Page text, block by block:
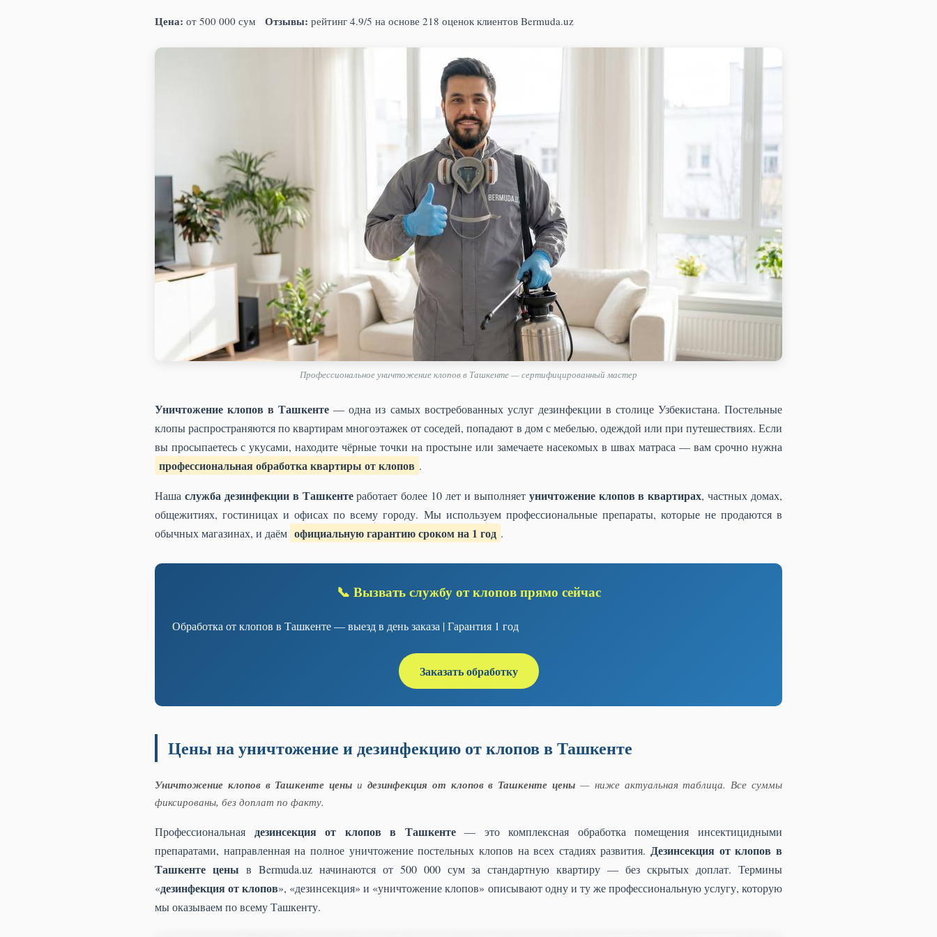
Цена: от 500 000 сум Отзывы: рейтинг 4.9/5 на основе 218 оценок клиентов Bermuda.uz
Профессиональное уничтожение клопов в Ташкенте — сертифицированный мастер
Уничтожение клопов в Ташкенте — одна из самых востребованных услуг дезинфекции в столице Узбекистана. Постельные
клопы распространяются по квартирам многоэтажек от соседей, попадают в дом с мебелью, одеждой или при путешествиях. Если
вы просыпаетесь с укусами, находите чёрные точки на простыне или замечаете насекомых в швах матраса — вам срочно нужна
профессиональная обработка квартиры от клопов .
Наша служба дезинфекции в Ташкентеработает более 10 лет и выполняет уничтожение клопов в квартирах, частных домах,
общежитиях, гостиницах и офисах по всему городу. Мы используем профессиональные препараты, которые не продаются в
обычных магазинах, и даём официальную гарантию сроком на 1 год .
📞 Вызвать службу от клопов прямо сейчас
Обработка от клопов в Ташкенте — выезд в день заказа | Гарантия 1 год
Заказать обработку
Цены на уничтожение и дезинфекцию от клопов в Ташкенте
Уничтожение клопов в Ташкенте цены и дезинфекция от клопов в Ташкенте цены — ниже актуальная таблица. Все суммы
фиксированы, без доплат по факту.
Профессиональная дезинсекция от клопов в Ташкенте— это комплексная обработка помещения инсектицидными
препаратами, направленная на полное уничтожение постельных клопов на всех стадиях развития. Дезинсекция от клопов в
Ташкенте цены в Bermuda.uz начинаются от 500 000 сум за стандартную квартиру — без скрытых доплат. Термины
«дезинфекция от клопов», «дезинсекция» и «уничтожение клопов» описывают одну и ту же профессиональную услугу, которую
мы оказываем по всему Ташкенту.